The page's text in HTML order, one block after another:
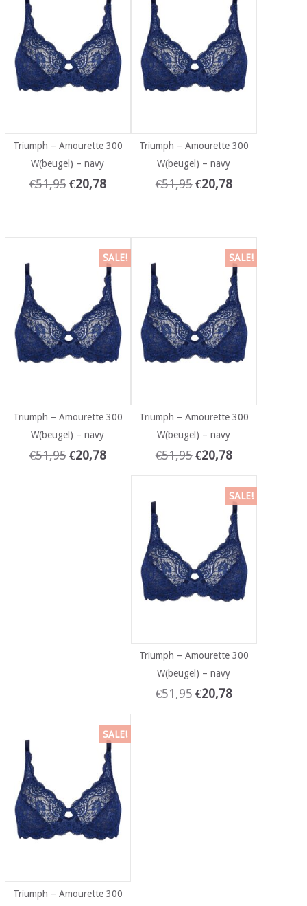
Triumph – Amourette 300
W(beugel) – navy
€51,95 €20,78
Triumph – Amourette 300
W(beugel) – navy
€51,95 €20,78
SALE!
Triumph – Amourette 300
W(beugel) – navy
€51,95 €20,78
SALE!
Triumph – Amourette 300
W(beugel) – navy
€51,95 €20,78
SALE!
Triumph – Amourette 300
W(beugel) – navy
€51,95 €20,78
SALE!
Triumph – Amourette 300